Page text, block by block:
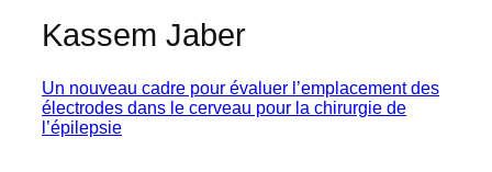
Kassem Jaber
Un nouveau cadre pour évaluer l’emplacement des
électrodes dans le cerveau pour la chirurgie de
l’épilepsie